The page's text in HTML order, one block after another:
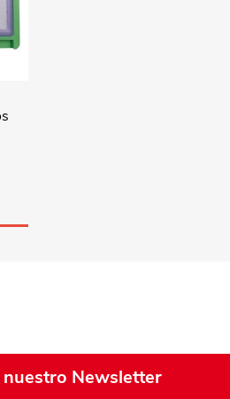
Newsletter